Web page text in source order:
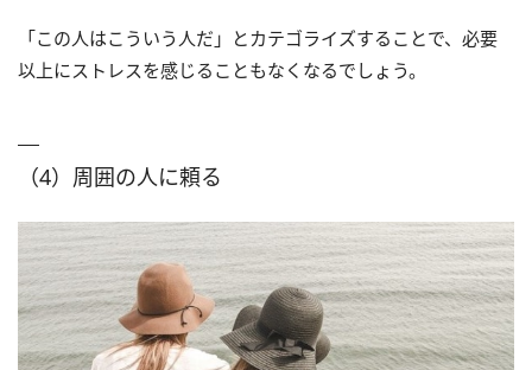
「この人はこういう人だ」とカテゴライズすることで、必要
以上にストレスを感じることもなくなるでしょう。
（4）周囲の人に頼る